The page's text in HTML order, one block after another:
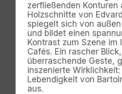
zerfließenden Konturen
Holzschnitte von
spiegelt sich von
und bildet einen
Kontrast zum Szene im
Cafés. Ein rascher
überraschende Geste,
inszenierte
Lebendigkeit von
aus.